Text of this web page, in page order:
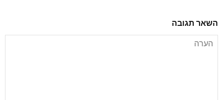
השאר תגובה